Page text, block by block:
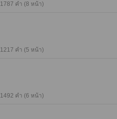
1787 คำ (8 หน้า)
1217 คำ (5 หน้า)
1492 คำ (6 หน้า)